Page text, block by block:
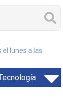
el lunes a las